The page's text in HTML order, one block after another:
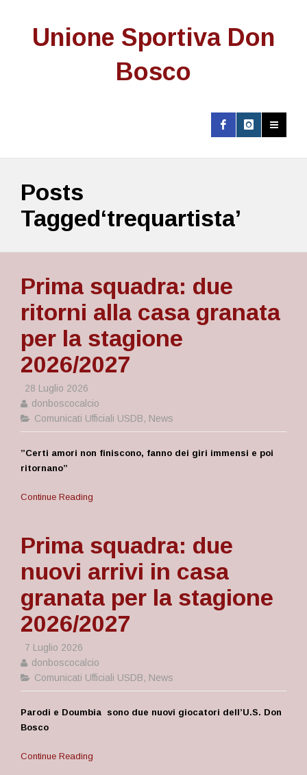
Unione Sportiva Don
Bosco
Posts
Tagged‘trequartista’
Prima squadra: due
ritorni alla casa granata
per la stagione
2026/2027
28 Luglio 2026
donboscocalcio
Comunicati Ufficiali USDB, News
”Certi amori non finiscono, fanno dei giri immensi e poi
ritornano”
Continue Reading
Prima squadra: due
nuovi arrivi in casa
granata per la stagione
2026/2027
7 Luglio 2026
donboscocalcio
Comunicati Ufficiali USDB, News
Parodi e Doumbia sono due nuovi giocatori dell’U.S. Don
Bosco
Continue Reading